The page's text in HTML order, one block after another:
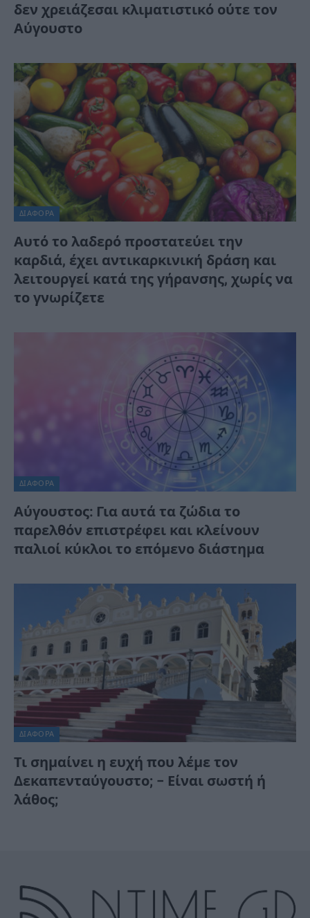
δεν χρειάζεσαι κλιματιστικό ούτε τον
Αύγουστο
ΔΙΆΦΟΡΑ
Αυτό το λαδερό προστατεύει την
καρδιά, έχει αντικαρκινική δράση και
λειτουργεί κατά της γήρανσης, χωρίς να
το γνωρίζετε
ΔΙΆΦΟΡΑ
Αύγουστος: Για αυτά τα ζώδια το
παρελθόν επιστρέφει και κλείνουν
παλιοί κύκλοι το επόμενο διάστημα
ΔΙΆΦΟΡΑ
Τι σημαίνει η ευχή που λέμε τον
Δεκαπενταύγουστο; – Είναι σωστή ή
λάθος;